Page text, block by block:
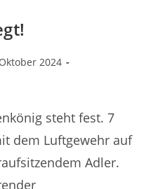
2024
steht fest. 7
dem Luftgewehr auf
Adler.